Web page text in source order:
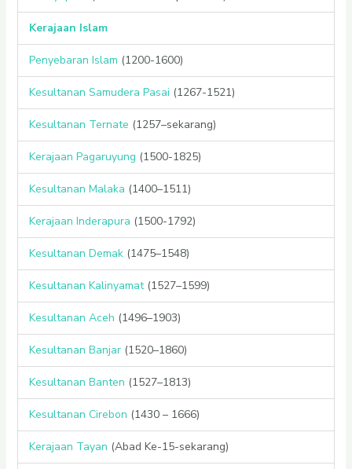
Kerajaan Islam
Penyebaran Islam (1200-1600)
Kesultanan Samudera Pasai (1267-1521)
Kesultanan Ternate (1257–sekarang)
Kerajaan Pagaruyung (1500-1825)
Kesultanan Malaka (1400–1511)
Kerajaan Inderapura (1500-1792)
Kesultanan Demak(1475–1548)
Kesultanan Kalinyamat(1527–1599)
Kesultanan Aceh (1496–1903)
Kesultanan Banjar(1520–1860)
Kesultanan Banten (1527–1813)
Kesultanan Cirebon (1430 – 1666)
Kerajaan Tayan (Abad Ke-15-sekarang)